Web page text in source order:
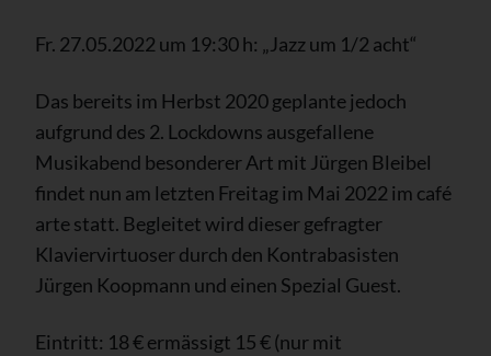
Fr. 27.05.2022 um 19:30 h: „Jazz um 1/2 acht“
Das bereits im Herbst 2020 geplante jedoch
aufgrund des 2. Lockdowns ausgefallene
Musikabend besonderer Art mit Jürgen Bleibel
findet nun am letzten Freitag im Mai 2022 im café
arte statt. Begleitet wird dieser gefragter
Klaviervirtuoser durch den Kontrabasisten
Jürgen Koopmann und einen Spezial Guest.
Eintritt: 18 € ermässigt 15 € (nur mit